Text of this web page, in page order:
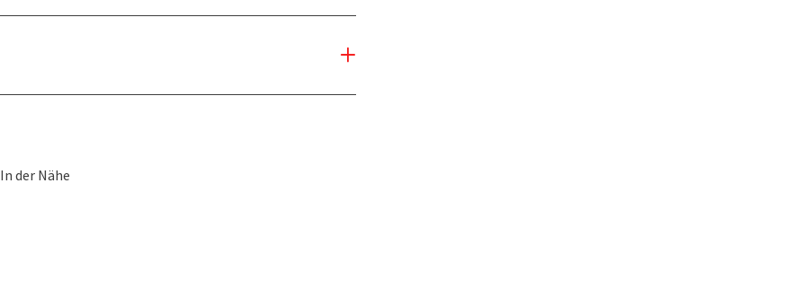
In der Nähe